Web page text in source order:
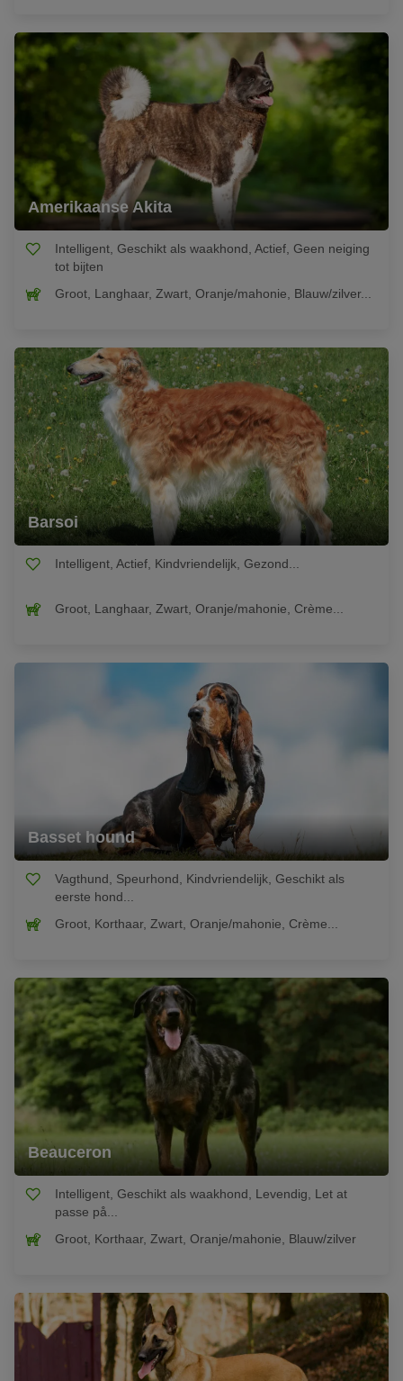
Amerikaanse Akita
Intelligent, Geschikt als waakhond, Actief, Geen neiging
tot bijten
Groot, Langhaar, Zwart, Oranje/mahonie, Blauw/zilver...
Barsoi
Intelligent, Actief, Kindvriendelijk, Gezond...
Groot, Langhaar, Zwart, Oranje/mahonie, Crème...
Basset hound
Vagthund, Speurhond, Kindvriendelijk, Geschikt als
eerste hond...
Groot, Korthaar, Zwart, Oranje/mahonie, Crème...
Beauceron
Intelligent, Geschikt als waakhond, Levendig, Let at
passe på...
Groot, Korthaar, Zwart, Oranje/mahonie, Blauw/zilver